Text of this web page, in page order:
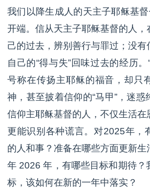
我们以降生成人的天主子耶稣基督
开端。信从天主子耶稣基督的人，
己的过去，辨别善行与罪过；没有
自己的“得与失”回味过去的经历。
号称在传扬主耶稣的福音，却只
神，甚至披着信仰的“马甲”，迷惑
信仰主耶稣基督的人，不仅生活在
更能识别各种谎言。对2025年，
的人和事？准备在哪些方面更新生
年 2026 年，有哪些目标和期待？
标，该如何在新的一年中落实？